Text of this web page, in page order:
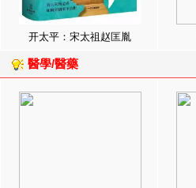
开太平：宋太祖赵匡胤
醫學/醫藥